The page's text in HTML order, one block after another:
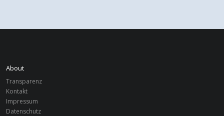
About
Transparenz
Kontakt
Impressum
Datenschutz